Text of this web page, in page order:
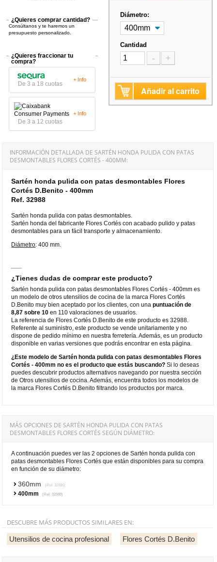
¿Quieres comprar cantidad?
Consúltanos y te haremos un
presupuesto personalizado.
¿Quieres fraccionar tu
compra?
De 3 a 18 cuotas
+ Info
De 3 a 12 cuotas
+ Info
Diámetro:
Cantidad
- +
Añadir al carrito
INFORMACIÓN DETALLADA DE SARTÉN HONDA PULIDA CON PATAS
DESMONTABLES FLORES CORTÉS - 400MM:
Sartén honda pulida con patas desmontables Flores
Cortés D.Benito - 400mm
Ref. 32988
Sartén honda pulida con patas desmontables.
Sartén honda del fabricante Flores Cortés con acabado pulido y patas
desmontables para un fácil transporte y almacenamiento.
Diámetro: 400 mm.
¿Tienes dudas de comprar este producto?
Sartén honda pulida con patas desmontables Flores Cortés - 400mm es
un modelo de otros utensilios de cocina de la marca Flores Cortés
D.Benito muy bien aceptado por los clientes, con unapuntuación de
8,87 sobre 10 en 110 valoraciones de usuarios.
La referencia de Flores Cortés D.Benito de este producto es 32988.
Referente al suministro, este producto se vende unitariamente y no
dispone de pedido mínimo en nuestra ferretería. Además, es un producto
disponible en varias versiones que podrás encontrar en esta página.
¿Este modelo de Sartén honda pulida con patas desmontables Flores
Cortés - 400mm no es el producto que estás buscando? Si lo deseas
puedes descubrir productos alternativos navegando por nuestra sección
de Otros utensilios de cocina. Además, encuentra todos los modelos de
la marca Flores Cortés D.Benito filtrando los productos por marca.
MÁS OPCIONES DE SARTÉN HONDA PULIDA CON PATAS
DESMONTABLES FLORES CORTÉS SEGÚN DIÁMETRO:
A continuación puedes ver las 2 opciones de Sartén honda pulida con
patas desmontables Flores Cortés que están disponibles para su compra
en función de su diámetro:
360mm (Ref. 32986)
400mm (Ref. 32988)
DESCUBRE MÁS PRODUCTOS SIMILARES EN:
Utensilios de cocina profesional Flores Cortés D.Benito